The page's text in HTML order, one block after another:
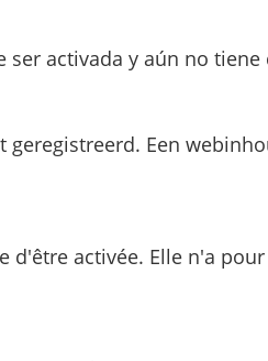
ser activada y aún no
geregistreerd. Een
d'être activée. Elle n'a